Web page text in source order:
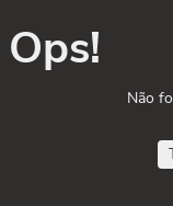
Ops!
Não